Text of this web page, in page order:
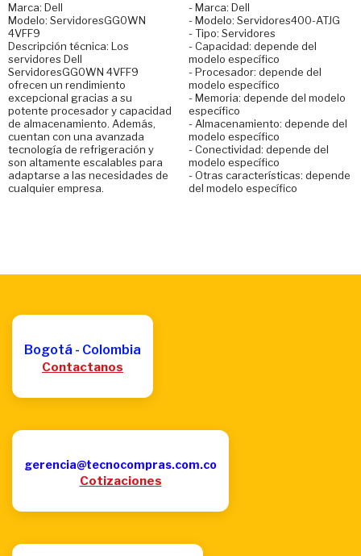
Marca: Dell
Modelo: ServidoresGG0WN
4VFF9
Descripción técnica: Los
servidores Dell
ServidoresGG0WN 4VFF9
ofrecen un rendimiento
excepcional gracias a su
potente procesador y capacidad
de almacenamiento. Además,
cuentan con una avanzada
tecnología de refrigeración y
son altamente escalables para
adaptarse a las necesidades de
cualquier empresa.
- Marca: Dell
- Modelo: Servidores400-ATJG
- Tipo: Servidores
- Capacidad: depende del
modelo específico
- Procesador: depende del
modelo específico
- Memoria: depende del modelo
específico
- Almacenamiento: depende del
modelo específico
- Conectividad: depende del
modelo específico
- Otras características: depende
del modelo específico
Bogotá - Colombia
Contactanos
gerencia@tecnocompras.com.co
Cotizaciones